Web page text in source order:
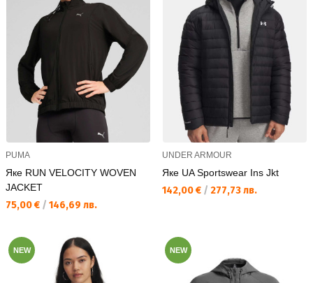
PUMA
Яке RUN VELOCITY WOVEN
JACKET
Текуща цена:
75,00 € / 146,69 лв.
UNDER ARMOUR
Яке UA Sportswear Ins Jkt
Текуща цена:
142,00 € / 277,73 лв.
NEW NEW